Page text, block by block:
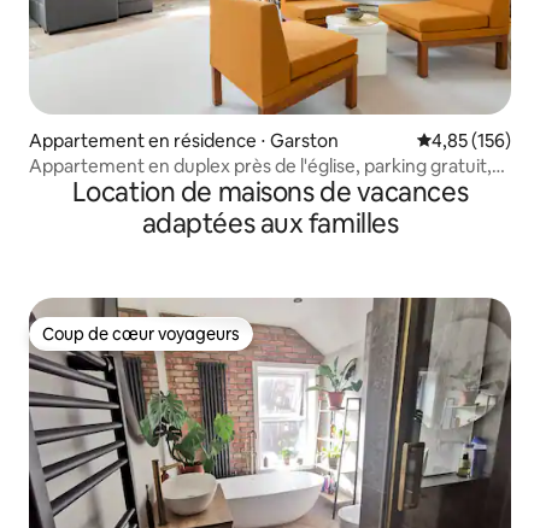
Appartement en résidence ⋅ Garston Évaluation
4,85 (156)
Appartement en duplex près de l'église, parking gratuit,
20 min du centre
Location de maisons de vacances
adaptées aux familles
Coup de cœur voyageurs
Coup de cœur voyageurs